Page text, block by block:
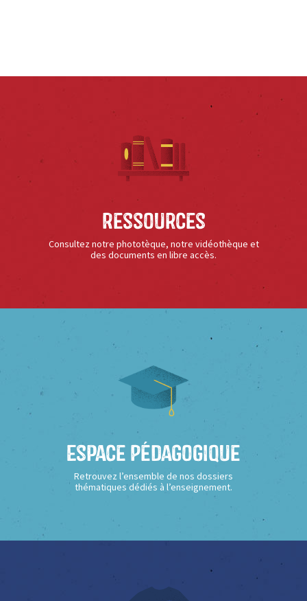
Ressources
Consultez notre phototèque, notre vidéothèque et
des documents en libre accès.
Espace Pédagogique
Retrouvez l’ensemble de nos dossiers
thématiques dédiés à l’enseignement.